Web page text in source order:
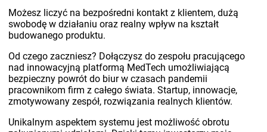
Możesz liczyć na bezpośredni kontakt z klientem, dużą
swobodę w działaniu oraz realny wpływ na kształt
budowanego produktu.
Od czego zaczniesz? Dołączysz do zespołu pracującego
nad innowacyjną platformą MedTech umożliwiającą
bezpieczny powrót do biur w czasach pandemii
pracownikom firm z całego świata. Startup, innowacje,
zmotywowany zespół, rozwiązania realnych klientów.
Unikalnym aspektem systemu jest możliwość obrotu